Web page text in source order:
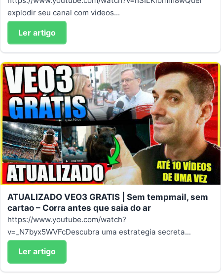
explodir seu canal com videos...
Ler artigo
ATUALIZADO VEO3 GRATIS | Sem tempmail, sem
cartao – Corra antes que saia do ar
https://www.youtube.com/watch?
v=_N7byx5WVFcDescubra uma estrategia secreta...
Ler artigo